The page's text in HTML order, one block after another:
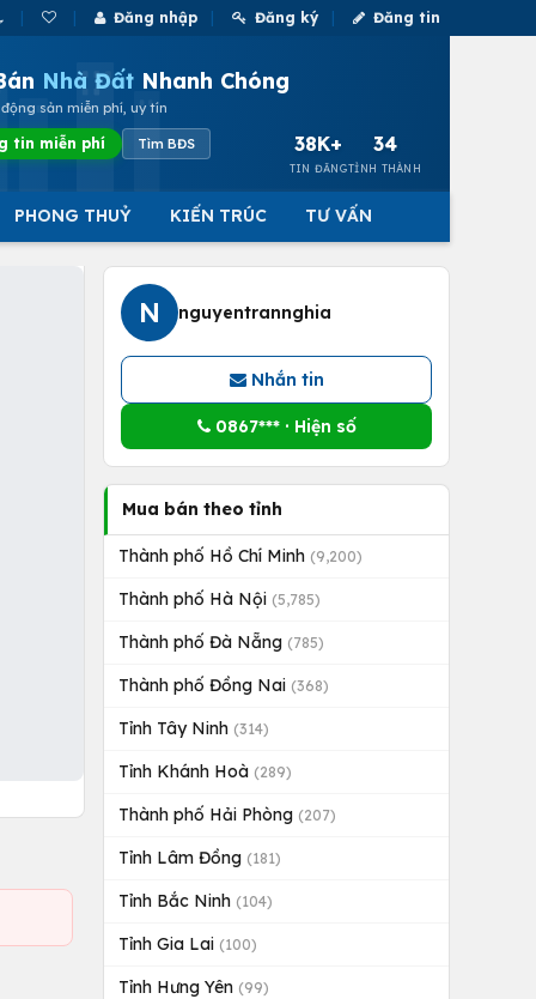
Đăng nhập Đăng ký Đăng tin
Nhà Đất Nhanh Chóng
sản miễn phí, uy tín
tin miễn phí Tìm BĐS 38K+
TIN ĐĂNG
34
TỈNH THÀNH
PHONG THUỶ KIẾN TRÚC TƯ VẤN
N nguyentrannghia
Nhắn tin
0867*** · Hiện số
Mua bán theo tỉnh
Thành phố Hồ Chí Minh (9,200)
Thành phố Hà Nội (5,785)
Thành phố Đà Nẵng (785)
Thành phố Đồng Nai (368)
Tỉnh Tây Ninh (314)
Tỉnh Khánh Hoà (289)
Thành phố Hải Phòng (207)
Tỉnh Lâm Đồng (181)
Tỉnh Bắc Ninh (104)
Tỉnh Gia Lai (100)
Tỉnh Hưng Yên (99)